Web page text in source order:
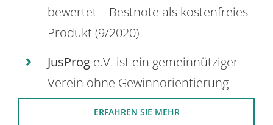
bewertet – Bestnote als kostenfreies
Produkt (9/2020)
JusProg e.V. ist ein gemeinnütziger
Verein ohne Gewinnorientierung
ERFAHREN SIE MEHR